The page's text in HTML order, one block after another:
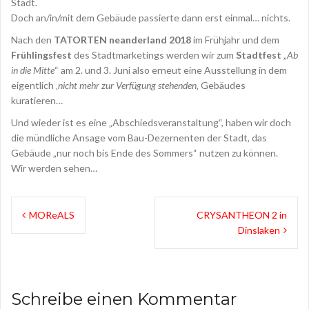
Doch an/in/mit dem Gebäude passierte dann erst einmal… nichts.
Nach den TATORTEN neanderland 2018im Frühjahr und dem
Frühlingsfest des Stadtmarketings werden wir zum Stadtfest „Ab
in die Mitte“ am 2. und 3. Juni also erneut eine Ausstellung in dem
eigentlich ‚nicht mehr zur Verfügung stehenden‚ Gebäudes
kuratieren…
Und wieder ist es eine „Abschiedsveranstaltung“, haben wir doch
die mündliche Ansage vom Bau-Dezernenten der Stadt, das
Gebäude „nur noch bis Ende des Sommers“ nutzen zu können.
Wir werden sehen…
B
t
MOReALS
CRYSANTHEON 2 in
Dinslaken
Schreibe einen Kommentar